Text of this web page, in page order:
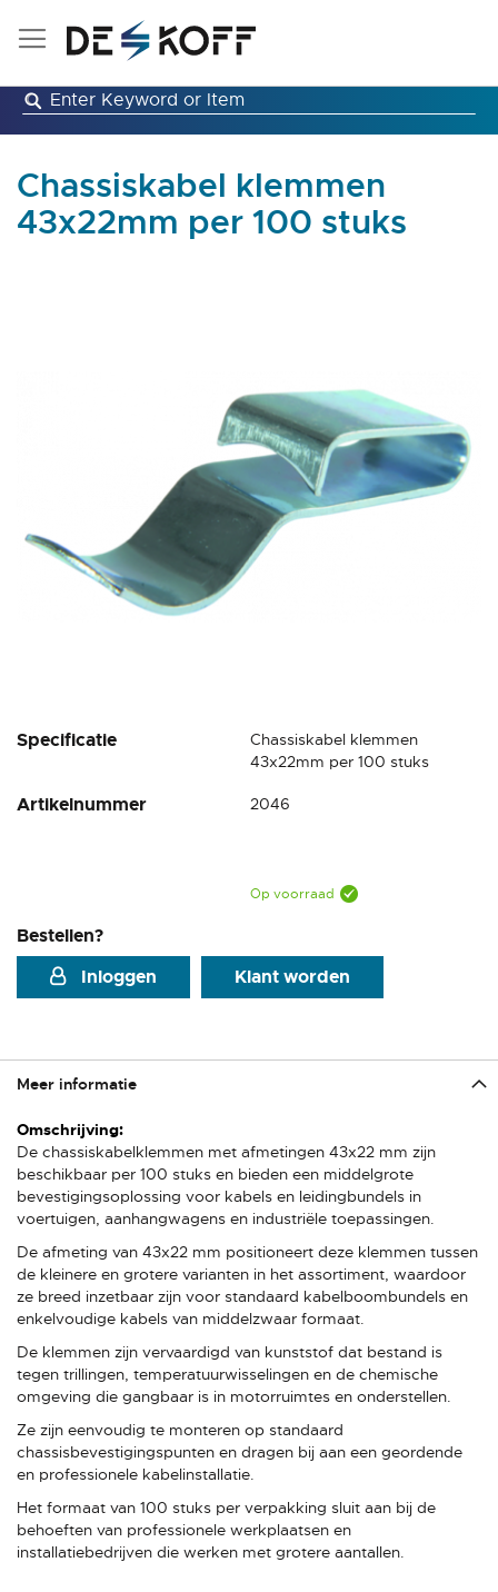
Ga
inhoud
Chassiskabel klemmen
43x22mm per 100 stuks
Specificatie
Chassiskabel klemmen
43x22mm per 100 stuks
Artikelnummer 2046
Op voorraad
Bestellen?
Inloggen
Klant worden
Ga
begin
Meer informatie
Meer
informatie
De chassiskabelklemmen met afmetingen 43x22 mm zijn
beschikbaar per 100 stuks en bieden een middelgrote
bevestigingsoplossing voor kabels en leidingbundels in
voertuigen, aanhangwagens en industriële toepassingen.
De afmeting van 43x22 mm positioneert deze klemmen tussen
de kleinere en grotere varianten in het assortiment, waardoor
ze breed inzetbaar zijn voor standaard kabelboombundels en
enkelvoudige kabels van middelzwaar formaat.
De klemmen zijn vervaardigd van kunststof dat bestand is
tegen trillingen, temperatuurwisselingen en de chemische
omgeving die gangbaar is in motorruimtes en onderstellen.
Ze zijn eenvoudig te monteren op standaard
chassisbevestigingspunten en dragen bij aan een geordende
en professionele kabelinstallatie.
Het formaat van 100 stuks per verpakking sluit aan bij de
behoeften van professionele werkplaatsen en
installatiebedrijven die werken met grotere aantallen.